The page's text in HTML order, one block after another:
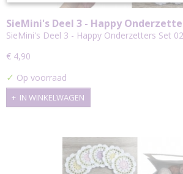
SieMini's Deel 3 - Happy
SieMini's Deel 3 - Happy Onderzetters Set
€ 4,90
✓ Op voorraad
IN WINKELWAGEN